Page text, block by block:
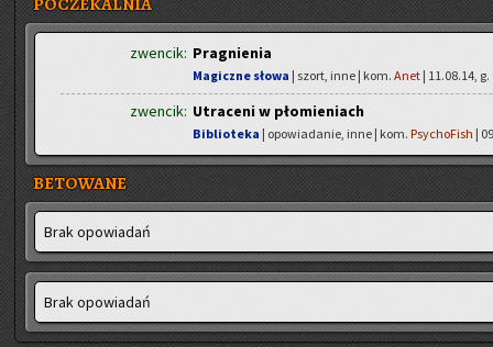
zwencik: Pragnienia
Magiczne słowa | szort, inne | kom. Anet | 11.08.14, g.
zwencik: Utraceni w płomieniach
Biblioteka | opowiadanie, inne | kom. PsychoFish |
BETOWANE
Brak opo­wia­dań
Brak opo­wia­dań